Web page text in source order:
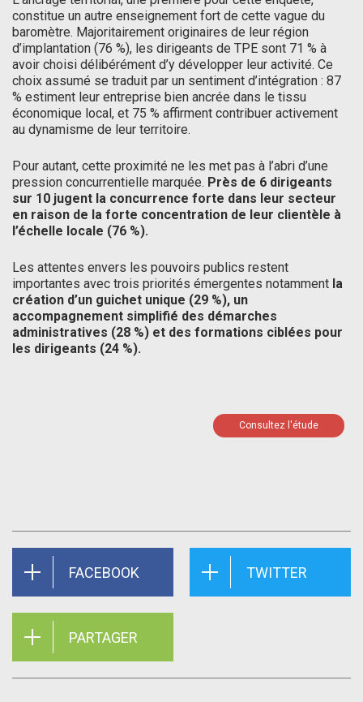
constitue un autre enseignement fort de cette vague du
baromètre. Majoritairement originaires de leur région
d’implantation (76 %), les dirigeants de TPE sont 71 % à
avoir choisi délibérément d’y développer leur activité. Ce
choix assumé se traduit par un sentiment d’intégration : 87
% estiment leur entreprise bien ancrée dans le tissu
économique local, et 75 % affirment contribuer activement
au dynamisme de leur territoire.
Pour autant, cette proximité ne les met pas à l’abri d’une
pression concurrentielle marquée. Près de 6 dirigeants
sur 10 jugent la concurrence forte dans leur secteur
en raison de la forte concentration de leur clientèle à
l’échelle locale (76 %).
Les attentes envers les pouvoirs publics restent
importantes avec trois priorités émergentes notamment la
création d’un guichet unique (29 %), un
accompagnement simplifié des démarches
administratives (28 %) et des formations ciblées pour
les dirigeants (24 %).
Consultez l'étude
FACEBOOK TWITTER
PARTAGER